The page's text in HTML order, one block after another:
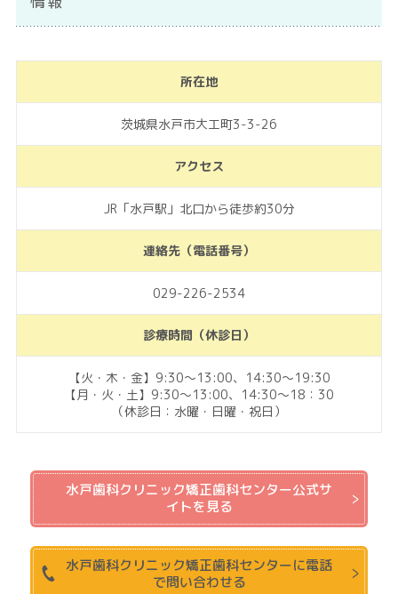
所在地
茨城県水戸市大工町3-3-26
アクセス
JR「水戸駅」北口から徒歩約30分
連絡先（電話番号）
029-226-2534
診療時間（休診日）
【火・木・金】9:30～13:00、14:30～19:30
【月・火・土】9:30～13:00、14:30～18：30
（休診日：水曜・日曜・祝日）
水戸歯科クリニック矯正歯科センター公式サ
イトを見る
水戸歯科クリニック矯正歯科センターに電話
で問い合わせる